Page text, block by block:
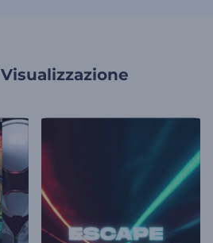
Visualizzazione